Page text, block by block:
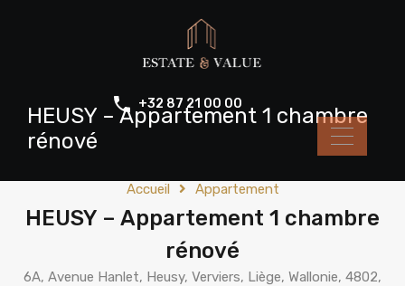
+32 87 21 00 00
HEUSY – Appartement 1 chambre
rénové
Accueil Appartement
HEUSY – Appartement 1 chambre
rénové
6A, Avenue Hanlet, Heusy, Verviers, Liège, Wallonie, 4802,